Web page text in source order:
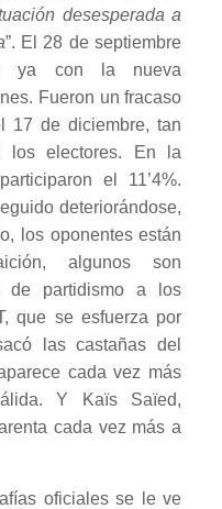
desesperada a
”. El 28 de septiembre
ya con la nueva
Fueron un fracaso
17 de diciembre, tan
los electores. En la
el 11’4%.
deteriorándose,
los oponentes están
algunos son
de partidismo a los
que se esfuerza por
las castañas del
cada vez más
Y Kaïs Saïed,
cada vez más a
oficiales se le ve